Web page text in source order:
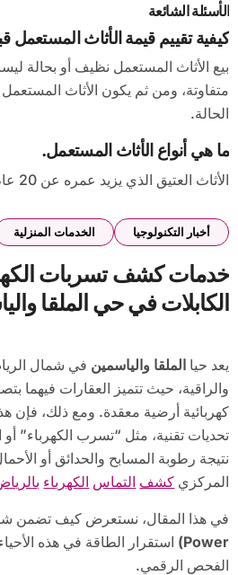
الأسئلة الشائعة
كيفية تقييم قيمة الأثاث المستعمل
بيع الأثاث المستعمل نظيف أو بحالة
متفاوتة، ومن ثم يكون الأثاث
الحالة.
ما هي أنواع الأثاث المستعمل.
الأثاث العتيق الذي يزيد عمره عن 20 عام، والأثاث القديم.
أخبار التكنولوجيا الخدمات المنزلية
خدمات كشف تسربات
الكابلات في حي الملقا
يعد حيا الملقا والياسمين في شمال
والراقية، حيث تتميز العقارات فيهما
كهربائية أرضية معقدة. ومع ذلك، فإن
تحديات تقنية، مثل “تسرب الكهرباء” أو
نتيجة رطوبة المسابح والحدائق أو
المركزي كشف التماس الكهرباء
في هذا المقال، نستعرض كيف تضمن
Power) استقرار الطاقة في هذه
الفحص الرقمي.